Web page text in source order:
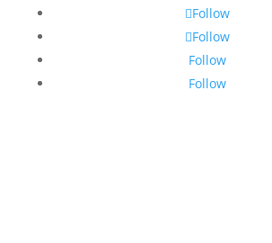
Follow
Follow
Follow
Follow